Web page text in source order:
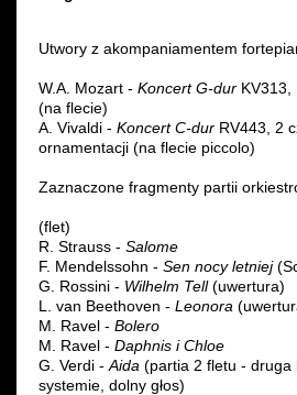
Utwory z akompaniamentem
W.A. Mozart - Koncert G-dur KV313,
(na flecie)
A. Vivaldi - Koncert C-dur RV443, 2
ornamentacji (na flecie piccolo)
Zaznaczone fragmenty partii
(flet)
R. Strauss - Salome
F. Mendelssohn - Sen nocy letniej
G. Rossini - Wilhelm Tell(uwertura)
L. van Beethoven - Leonora
M. Ravel - Bolero
M. Ravel - Daphnis i Chloe
G. Verdi - Aida (partia 2 fletu - druga
systemie, dolny głos)